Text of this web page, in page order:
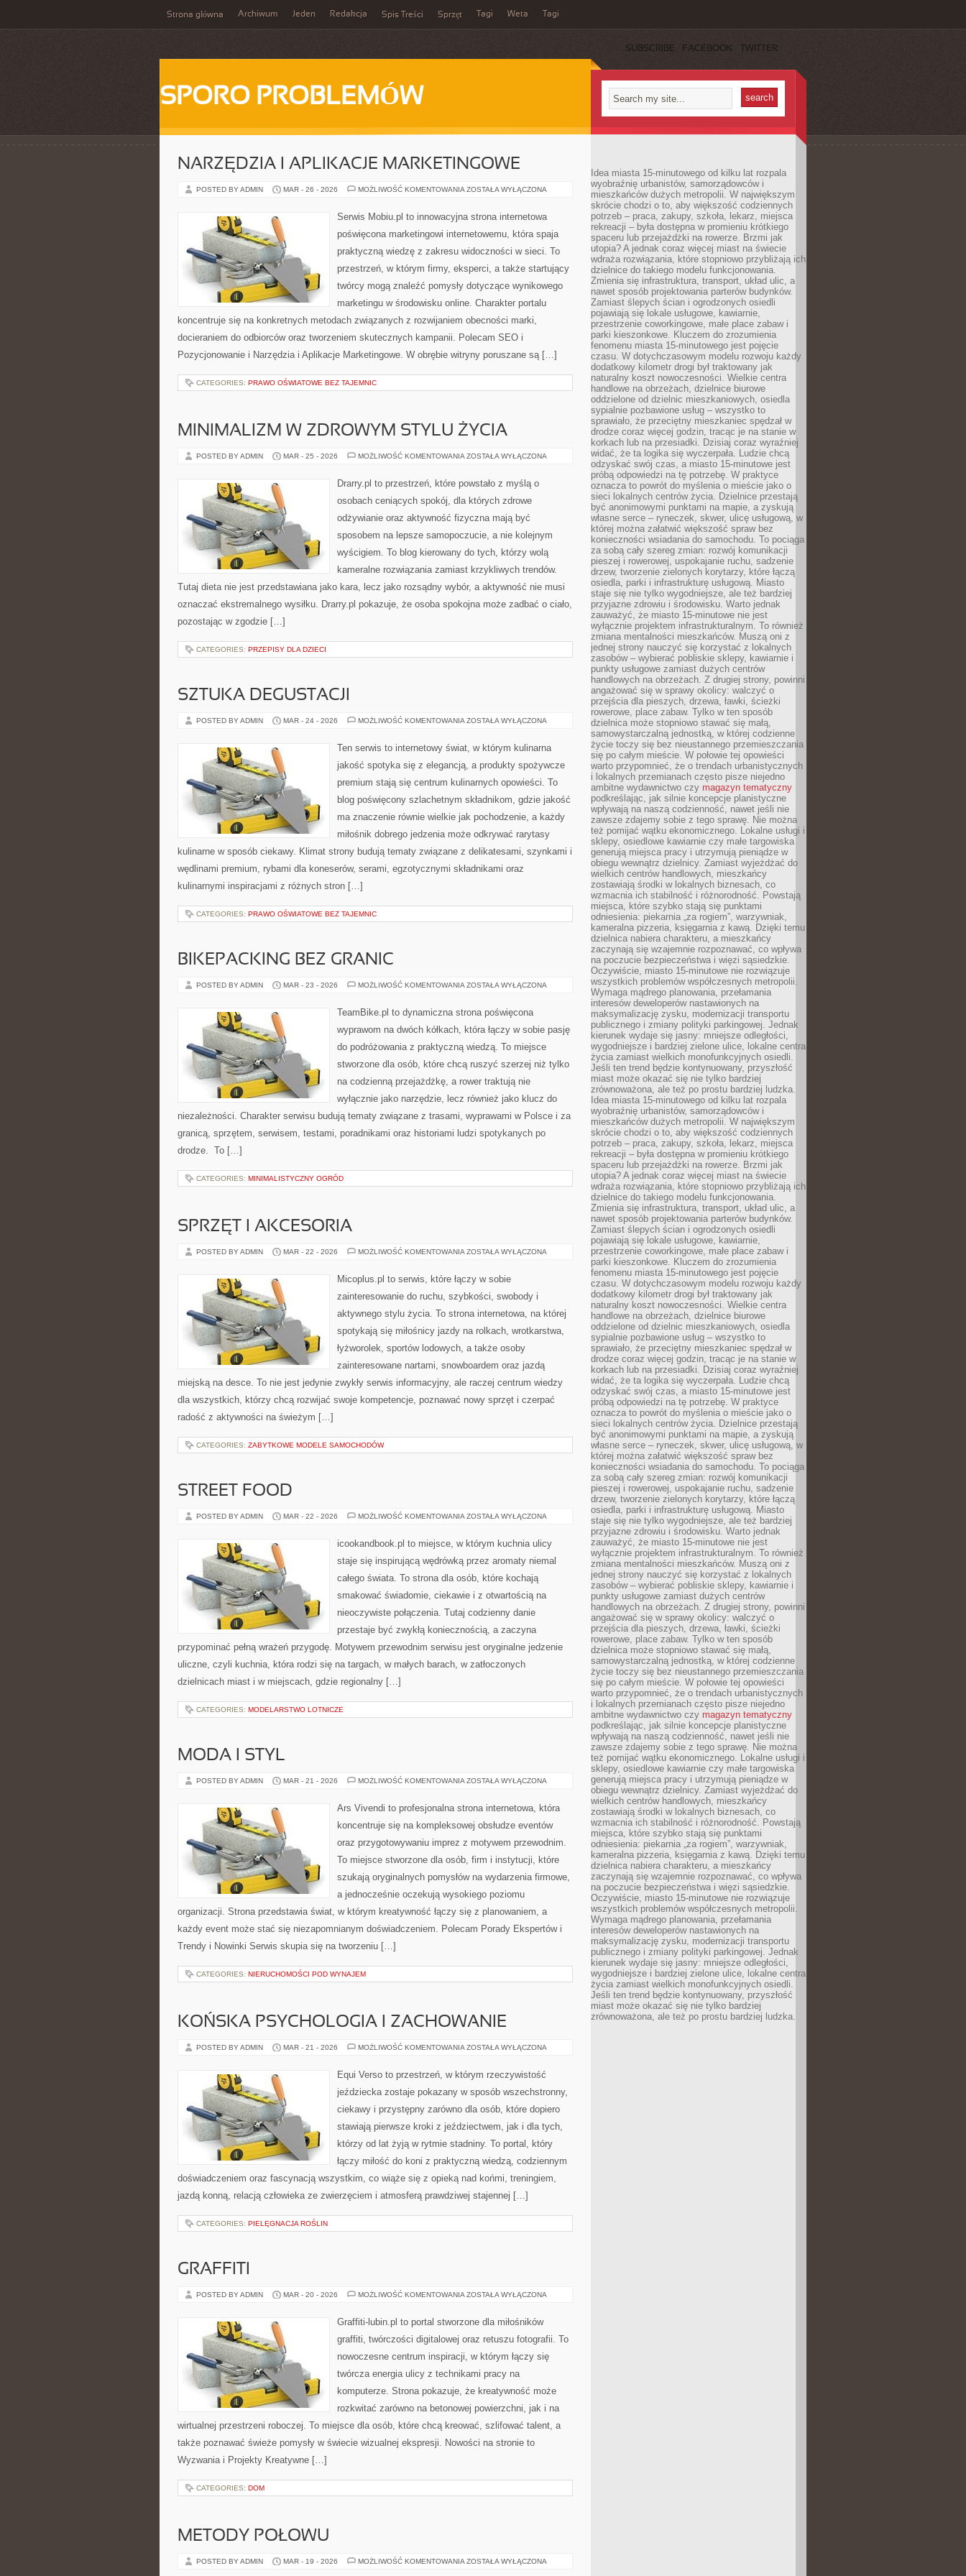
Strona główna Archiwum Jeden Redakcja Spis Treści Sprzęt Tagi Weta Tagi
SUBSCRIBE FACEBOOK TWITTER
SPORO PROBLEMÓW
NARZĘDZIA I APLIKACJE MARKETINGOWE
POSTED BY ADMIN MAR - 26 - 2026 MOŻLIWOŚĆ KOMENTOWANIA NARZĘDZIA
MARKETINGOWE
ZOSTAŁA WYŁĄCZONA
Serwis Mobiu.pl to innowacyjna strona internetowa
poświęcona marketingowi internetowemu, która spaja
praktyczną wiedzę z zakresu widoczności w sieci. To
przestrzeń, w którym firmy, eksperci, a także startujący
twórcy mogą znaleźć pomysły dotyczące wynikowego
marketingu w środowisku online. Charakter portalu
koncentruje się na konkretnych metodach związanych z rozwijaniem obecności marki,
docieraniem do odbiorców oraz tworzeniem skutecznych kampanii. Polecam SEO i
Pozycjonowanie i Narzędzia i Aplikacje Marketingowe. W obrębie witryny poruszane są […]
CATEGORIES: PRAWO OŚWIATOWE BEZ TAJEMNIC
MINIMALIZM W ZDROWYM STYLU ŻYCIA
POSTED BY ADMIN MAR - 25 - 2026 MOŻLIWOŚĆ KOMENTOWANIA MINIMALIZM
STYLU
ŻYCIA
ZOSTAŁA WYŁĄCZONA
Drarry.pl to przestrzeń, które powstało z myślą o
osobach ceniących spokój, dla których zdrowe
odżywianie oraz aktywność fizyczna mają być
sposobem na lepsze samopoczucie, a nie kolejnym
wyścigiem. To blog kierowany do tych, którzy wolą
kameralne rozwiązania zamiast krzykliwych trendów.
Tutaj dieta nie jest przedstawiana jako kara, lecz jako rozsądny wybór, a aktywność nie musi
oznaczać ekstremalnego wysiłku. Drarry.pl pokazuje, że osoba spokojna może zadbać o ciało,
pozostając w zgodzie […]
CATEGORIES: PRZEPISY DLA DZIECI
SZTUKA DEGUSTACJI
POSTED BY ADMIN MAR - 24 - 2026 MOŻLIWOŚĆ KOMENTOWANIA SZTUKA
ZOSTAŁA WYŁĄCZONA
Ten serwis to internetowy świat, w którym kulinarna
jakość spotyka się z elegancją, a produkty spożywcze
premium stają się centrum kulinarnych opowieści. To
blog poświęcony szlachetnym składnikom, gdzie jakość
ma znaczenie równie wielkie jak pochodzenie, a każdy
miłośnik dobrego jedzenia może odkrywać rarytasy
kulinarne w sposób ciekawy. Klimat strony budują tematy związane z delikatesami, szynkami i
wędlinami premium, rybami dla koneserów, serami, egzotycznymi składnikami oraz
kulinarnymi inspiracjami z różnych stron […]
CATEGORIES: PRAWO OŚWIATOWE BEZ TAJEMNIC
BIKEPACKING BEZ GRANIC
POSTED BY ADMIN MAR - 23 - 2026 MOŻLIWOŚĆ KOMENTOWANIA BIKEPACKING
ZOSTAŁA WYŁĄCZONA
TeamBike.pl to dynamiczna strona poświęcona
wyprawom na dwóch kółkach, która łączy w sobie pasję
do podróżowania z praktyczną wiedzą. To miejsce
stworzone dla osób, które chcą ruszyć szerzej niż tylko
na codzienną przejażdżkę, a rower traktują nie
wyłącznie jako narzędzie, lecz również jako klucz do
niezależności. Charakter serwisu budują tematy związane z trasami, wyprawami w Polsce i za
granicą, sprzętem, serwisem, testami, poradnikami oraz historiami ludzi spotykanych po
drodze. To […]
CATEGORIES: MINIMALISTYCZNY OGRÓD
SPRZĘT I AKCESORIA
POSTED BY ADMIN MAR - 22 - 2026 MOŻLIWOŚĆ KOMENTOWANIA SPRZĘT
ZOSTAŁA WYŁĄCZONA
Micoplus.pl to serwis, które łączy w sobie
zainteresowanie do ruchu, szybkości, swobody i
aktywnego stylu życia. To strona internetowa, na której
spotykają się miłośnicy jazdy na rolkach, wrotkarstwa,
łyżworolek, sportów lodowych, a także osoby
zainteresowane nartami, snowboardem oraz jazdą
miejską na desce. To nie jest jedynie zwykły serwis informacyjny, ale raczej centrum wiedzy
dla wszystkich, którzy chcą rozwijać swoje kompetencje, poznawać nowy sprzęt i czerpać
radość z aktywności na świeżym […]
CATEGORIES: ZABYTKOWE MODELE SAMOCHODÓW
STREET FOOD
POSTED BY ADMIN MAR - 22 - 2026 MOŻLIWOŚĆ KOMENTOWANIA STREET
ZOSTAŁA WYŁĄCZONA
icookandbook.pl to miejsce, w którym kuchnia ulicy
staje się inspirującą wędrówką przez aromaty niemal
całego świata. To strona dla osób, które kochają
smakować świadomie, ciekawie i z otwartością na
nieoczywiste połączenia. Tutaj codzienny danie
przestaje być zwykłą koniecznością, a zaczyna
przypominać pełną wrażeń przygodę. Motywem przewodnim serwisu jest oryginalne jedzenie
uliczne, czyli kuchnia, która rodzi się na targach, w małych barach, w zatłoczonych
dzielnicach miast i w miejscach, gdzie regionalny […]
CATEGORIES: MODELARSTWO LOTNICZE
MODA I STYL
POSTED BY ADMIN MAR - 21 - 2026 MOŻLIWOŚĆ KOMENTOWANIA MODA
ZOSTAŁA WYŁĄCZONA
Ars Vivendi to profesjonalna strona internetowa, która
koncentruje się na kompleksowej obsłudze eventów
oraz przygotowywaniu imprez z motywem przewodnim.
To miejsce stworzone dla osób, firm i instytucji, które
szukają oryginalnych pomysłów na wydarzenia firmowe,
a jednocześnie oczekują wysokiego poziomu
organizacji. Strona przedstawia świat, w którym kreatywność łączy się z planowaniem, a
każdy event może stać się niezapomnianym doświadczeniem. Polecam Porady Ekspertów i
Trendy i Nowinki Serwis skupia się na tworzeniu […]
CATEGORIES: NIERUCHOMOŚCI POD WYNAJEM
KOŃSKA PSYCHOLOGIA I ZACHOWANIE
POSTED BY ADMIN MAR - 21 - 2026 MOŻLIWOŚĆ KOMENTOWANIA KOŃSKA
ZACHOWANIE
ZOSTAŁA WYŁĄCZONA
Equi Verso to przestrzeń, w którym rzeczywistość
jeździecka zostaje pokazany w sposób wszechstronny,
ciekawy i przystępny zarówno dla osób, które dopiero
stawiają pierwsze kroki z jeździectwem, jak i dla tych,
którzy od lat żyją w rytmie stadniny. To portal, który
łączy miłość do koni z praktyczną wiedzą, codziennym
doświadczeniem oraz fascynacją wszystkim, co wiąże się z opieką nad końmi, treningiem,
jazdą konną, relacją człowieka ze zwierzęciem i atmosferą prawdziwej stajennej […]
CATEGORIES: PIELĘGNACJA ROŚLIN
GRAFFITI
POSTED BY ADMIN MAR - 20 - 2026 MOŻLIWOŚĆ KOMENTOWANIA GRAFFITI
ZOSTAŁA WYŁĄCZONA
Graffiti-lubin.pl to portal stworzone dla miłośników
graffiti, twórczości digitalowej oraz retuszu fotografii. To
nowoczesne centrum inspiracji, w którym łączy się
twórcza energia ulicy z technikami pracy na
komputerze. Strona pokazuje, że kreatywność może
rozkwitać zarówno na betonowej powierzchni, jak i na
wirtualnej przestrzeni roboczej. To miejsce dla osób, które chcą kreować, szlifować talent, a
także poznawać świeże pomysły w świecie wizualnej ekspresji. Nowości na stronie to
Wyzwania i Projekty Kreatywne […]
CATEGORIES: DOM
METODY POŁOWU
POSTED BY ADMIN MAR - 19 - 2026 MOŻLIWOŚĆ KOMENTOWANIA METODY
ZOSTAŁA WYŁĄCZONA
Idea miasta 15-minutowego od kilku lat rozpala
wyobraźnię urbanistów, samorządowców i
mieszkańców dużych metropolii. W największym
skrócie chodzi o to, aby większość codziennych
potrzeb – praca, zakupy, szkoła, lekarz, miejsca
rekreacji – była dostępna w promieniu krótkiego
spaceru lub przejażdżki na rowerze. Brzmi jak
utopia? A jednak coraz więcej miast na świecie
wdraża rozwiązania, które stopniowo przybliżają ich
dzielnice do takiego modelu funkcjonowania.
Zmienia się infrastruktura, transport, układ ulic, a
nawet sposób projektowania parterów budynków.
Zamiast ślepych ścian i ogrodzonych osiedli
pojawiają się lokale usługowe, kawiarnie,
przestrzenie coworkingowe, małe place zabaw i
parki kieszonkowe. Kluczem do zrozumienia
fenomenu miasta 15-minutowego jest pojęcie
czasu. W dotychczasowym modelu rozwoju każdy
dodatkowy kilometr drogi był traktowany jak
naturalny koszt nowoczesności. Wielkie centra
handlowe na obrzeżach, dzielnice biurowe
oddzielone od dzielnic mieszkaniowych, osiedla
sypialnie pozbawione usług – wszystko to
sprawiało, że przeciętny mieszkaniec spędzał w
drodze coraz więcej godzin, tracąc je na stanie w
korkach lub na przesiadki. Dzisiaj coraz wyraźniej
widać, że ta logika się wyczerpała. Ludzie chcą
odzyskać swój czas, a miasto 15-minutowe jest
próbą odpowiedzi na tę potrzebę. W praktyce
oznacza to powrót do myślenia o mieście jako o
sieci lokalnych centrów życia. Dzielnice przestają
być anonimowymi punktami na mapie, a zyskują
własne serce – ryneczek, skwer, ulicę usługową, w
której można załatwić większość spraw bez
konieczności wsiadania do samochodu. To pociąga
za sobą cały szereg zmian: rozwój komunikacji
pieszej i rowerowej, uspokajanie ruchu, sadzenie
drzew, tworzenie zielonych korytarzy, które łączą
osiedla, parki i infrastrukturę usługową. Miasto
staje się nie tylko wygodniejsze, ale też bardziej
przyjazne zdrowiu i środowisku. Warto jednak
zauważyć, że miasto 15-minutowe nie jest
wyłącznie projektem infrastrukturalnym. To również
zmiana mentalności mieszkańców. Muszą oni z
jednej strony nauczyć się korzystać z lokalnych
zasobów – wybierać pobliskie sklepy, kawiarnie i
punkty usługowe zamiast dużych centrów
handlowych na obrzeżach. Z drugiej strony, powinni
angażować się w sprawy okolicy: walczyć o
przejścia dla pieszych, drzewa, ławki, ścieżki
rowerowe, place zabaw. Tylko w ten sposób
dzielnica może stopniowo stawać się małą,
samowystarczalną jednostką, w której codzienne
życie toczy się bez nieustannego przemieszczania
się po całym mieście. W połowie tej opowieści
warto przypomnieć, że o trendach urbanistycznych
i lokalnych przemianach często pisze niejedno
ambitne wydawnictwo czy magazyn tematyczny
podkreślając, jak silnie koncepcje planistyczne
wpływają na naszą codzienność, nawet jeśli nie
zawsze zdajemy sobie z tego sprawę. Nie można
też pomijać wątku ekonomicznego. Lokalne usługi i
sklepy, osiedlowe kawiarnie czy małe targowiska
generują miejsca pracy i utrzymują pieniądze w
obiegu wewnątrz dzielnicy. Zamiast wyjeżdżać do
wielkich centrów handlowych, mieszkańcy
zostawiają środki w lokalnych biznesach, co
wzmacnia ich stabilność i różnorodność. Powstają
miejsca, które szybko stają się punktami
odniesienia: piekarnia „za rogiem”, warzywniak,
kameralna pizzeria, księgarnia z kawą. Dzięki temu
dzielnica nabiera charakteru, a mieszkańcy
zaczynają się wzajemnie rozpoznawać, co wpływa
na poczucie bezpieczeństwa i więzi sąsiedzkie.
Oczywiście, miasto 15-minutowe nie rozwiązuje
wszystkich problemów współczesnych metropolii.
Wymaga mądrego planowania, przełamania
interesów deweloperów nastawionych na
maksymalizację zysku, modernizacji transportu
publicznego i zmiany polityki parkingowej. Jednak
kierunek wydaje się jasny: mniejsze odległości,
wygodniejsze i bardziej zielone ulice, lokalne centra
życia zamiast wielkich monofunkcyjnych osiedli.
Jeśli ten trend będzie kontynuowany, przyszłość
miast może okazać się nie tylko bardziej
zrównoważona, ale też po prostu bardziej ludzka.
Idea miasta 15-minutowego od kilku lat rozpala
wyobraźnię urbanistów, samorządowców i
mieszkańców dużych metropolii. W największym
skrócie chodzi o to, aby większość codziennych
potrzeb – praca, zakupy, szkoła, lekarz, miejsca
rekreacji – była dostępna w promieniu krótkiego
spaceru lub przejażdżki na rowerze. Brzmi jak
utopia? A jednak coraz więcej miast na świecie
wdraża rozwiązania, które stopniowo przybliżają ich
dzielnice do takiego modelu funkcjonowania.
Zmienia się infrastruktura, transport, układ ulic, a
nawet sposób projektowania parterów budynków.
Zamiast ślepych ścian i ogrodzonych osiedli
pojawiają się lokale usługowe, kawiarnie,
przestrzenie coworkingowe, małe place zabaw i
parki kieszonkowe. Kluczem do zrozumienia
fenomenu miasta 15-minutowego jest pojęcie
czasu. W dotychczasowym modelu rozwoju każdy
dodatkowy kilometr drogi był traktowany jak
naturalny koszt nowoczesności. Wielkie centra
handlowe na obrzeżach, dzielnice biurowe
oddzielone od dzielnic mieszkaniowych, osiedla
sypialnie pozbawione usług – wszystko to
sprawiało, że przeciętny mieszkaniec spędzał w
drodze coraz więcej godzin, tracąc je na stanie w
korkach lub na przesiadki. Dzisiaj coraz wyraźniej
widać, że ta logika się wyczerpała. Ludzie chcą
odzyskać swój czas, a miasto 15-minutowe jest
próbą odpowiedzi na tę potrzebę. W praktyce
oznacza to powrót do myślenia o mieście jako o
sieci lokalnych centrów życia. Dzielnice przestają
być anonimowymi punktami na mapie, a zyskują
własne serce – ryneczek, skwer, ulicę usługową, w
której można załatwić większość spraw bez
konieczności wsiadania do samochodu. To pociąga
za sobą cały szereg zmian: rozwój komunikacji
pieszej i rowerowej, uspokajanie ruchu, sadzenie
drzew, tworzenie zielonych korytarzy, które łączą
osiedla, parki i infrastrukturę usługową. Miasto
staje się nie tylko wygodniejsze, ale też bardziej
przyjazne zdrowiu i środowisku. Warto jednak
zauważyć, że miasto 15-minutowe nie jest
wyłącznie projektem infrastrukturalnym. To również
zmiana mentalności mieszkańców. Muszą oni z
jednej strony nauczyć się korzystać z lokalnych
zasobów – wybierać pobliskie sklepy, kawiarnie i
punkty usługowe zamiast dużych centrów
handlowych na obrzeżach. Z drugiej strony, powinni
angażować się w sprawy okolicy: walczyć o
przejścia dla pieszych, drzewa, ławki, ścieżki
rowerowe, place zabaw. Tylko w ten sposób
dzielnica może stopniowo stawać się małą,
samowystarczalną jednostką, w której codzienne
życie toczy się bez nieustannego przemieszczania
się po całym mieście. W połowie tej opowieści
warto przypomnieć, że o trendach urbanistycznych
i lokalnych przemianach często pisze niejedno
ambitne wydawnictwo czy magazyn tematyczny
podkreślając, jak silnie koncepcje planistyczne
wpływają na naszą codzienność, nawet jeśli nie
zawsze zdajemy sobie z tego sprawę. Nie można
też pomijać wątku ekonomicznego. Lokalne usługi i
sklepy, osiedlowe kawiarnie czy małe targowiska
generują miejsca pracy i utrzymują pieniądze w
obiegu wewnątrz dzielnicy. Zamiast wyjeżdżać do
wielkich centrów handlowych, mieszkańcy
zostawiają środki w lokalnych biznesach, co
wzmacnia ich stabilność i różnorodność. Powstają
miejsca, które szybko stają się punktami
odniesienia: piekarnia „za rogiem”, warzywniak,
kameralna pizzeria, księgarnia z kawą. Dzięki temu
dzielnica nabiera charakteru, a mieszkańcy
zaczynają się wzajemnie rozpoznawać, co wpływa
na poczucie bezpieczeństwa i więzi sąsiedzkie.
Oczywiście, miasto 15-minutowe nie rozwiązuje
wszystkich problemów współczesnych metropolii.
Wymaga mądrego planowania, przełamania
interesów deweloperów nastawionych na
maksymalizację zysku, modernizacji transportu
publicznego i zmiany polityki parkingowej. Jednak
kierunek wydaje się jasny: mniejsze odległości,
wygodniejsze i bardziej zielone ulice, lokalne centra
życia zamiast wielkich monofunkcyjnych osiedli.
Jeśli ten trend będzie kontynuowany, przyszłość
miast może okazać się nie tylko bardziej
zrównoważona, ale też po prostu bardziej ludzka.